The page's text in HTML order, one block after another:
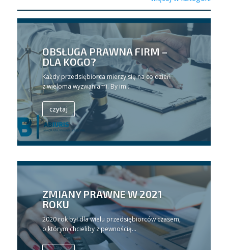
OBSŁUGA PRAWNA FIRM –
DLA KOGO?
Każdy przedsiębiorca mierzy się na co dzień
z wieloma wyzwaniami. By im...
czytaj
ZMIANY PRAWNE W 2021
ROKU
2020 rok był dla wielu przedsiębiorców czasem,
o którym chcieliby z pewnością...